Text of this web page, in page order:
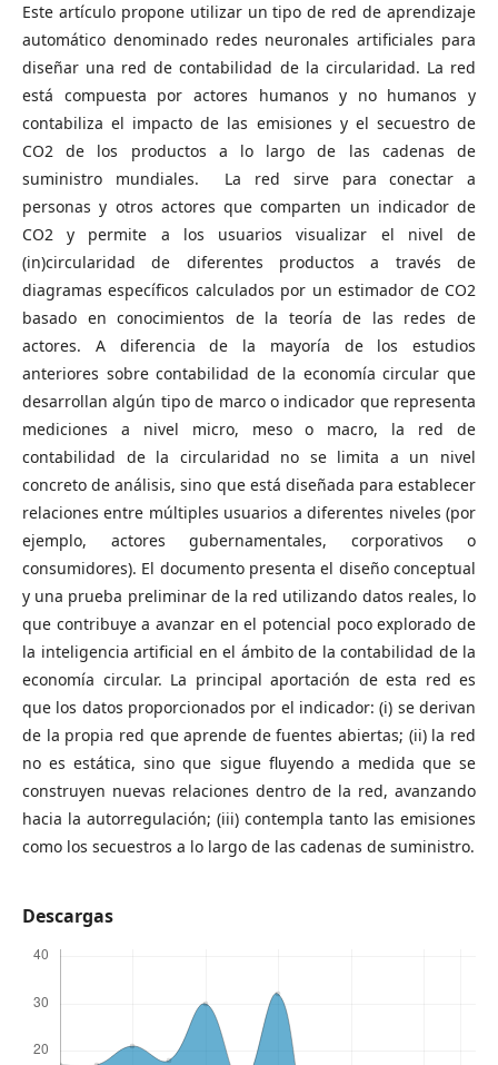
Este artículo propone utilizar un tipo de red de aprendizaje
automático denominado redes neuronales artificiales para
diseñar una red de contabilidad de la circularidad. La red
está compuesta por actores humanos y no humanos y
contabiliza el impacto de las emisiones y el secuestro de
CO2 de los productos a lo largo de las cadenas de
suministro mundiales. La red sirve para conectar a
personas y otros actores que comparten un indicador de
CO2 y permite a los usuarios visualizar el nivel de
(in)circularidad de diferentes productos a través de
diagramas específicos calculados por un estimador de CO2
basado en conocimientos de la teoría de las redes de
actores. A diferencia de la mayoría de los estudios
anteriores sobre contabilidad de la economía circular que
desarrollan algún tipo de marco o indicador que representa
mediciones a nivel micro, meso o macro, la red de
contabilidad de la circularidad no se limita a un nivel
concreto de análisis, sino que está diseñada para establecer
relaciones entre múltiples usuarios a diferentes niveles (por
ejemplo, actores gubernamentales, corporativos o
consumidores). El documento presenta el diseño conceptual
y una prueba preliminar de la red utilizando datos reales, lo
que contribuye a avanzar en el potencial poco explorado de
la inteligencia artificial en el ámbito de la contabilidad de la
economía circular. La principal aportación de esta red es
que los datos proporcionados por el indicador: (i) se derivan
de la propia red que aprende de fuentes abiertas; (ii) la red
no es estática, sino que sigue fluyendo a medida que se
construyen nuevas relaciones dentro de la red, avanzando
hacia la autorregulación; (iii) contempla tanto las emisiones
como los secuestros a lo largo de las cadenas de suministro.
Descargas